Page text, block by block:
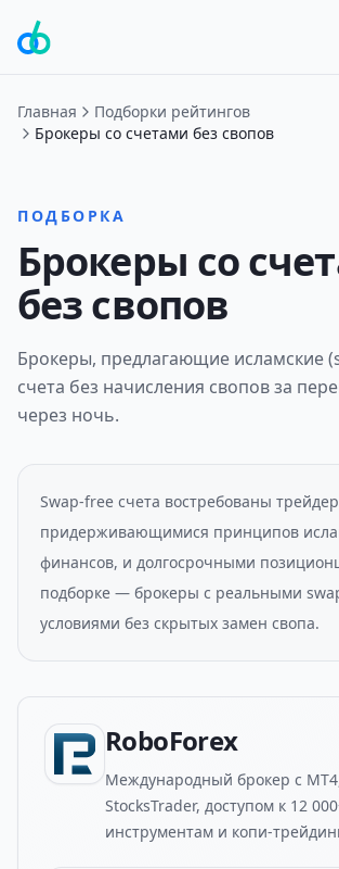
Главная
Подборки рейтингов
Брокеры со счетами без свопов
ПОДБОРКА
Брокеры со
без свопов
Брокеры, предлагающие исламские
счета без начисления свопов за
через ночь.
Swap-free счета востребованы
придерживающимися принципов
финансов, и долгосрочными
подборке — брокеры с реальными
условиями без скрытых замен свопа.
RoboForex
Международный брокер с
StocksTrader, доступом к 12
инструментам и копи-